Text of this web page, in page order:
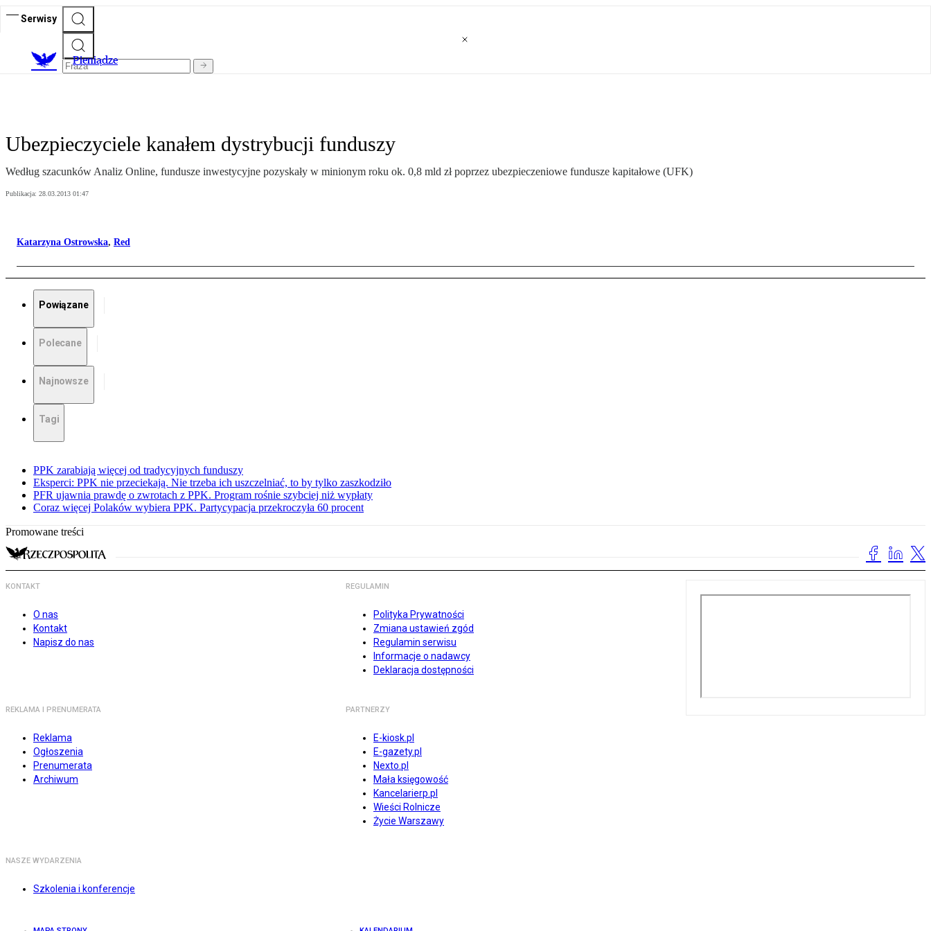
Serwisy
Pieniądze
Ubezpieczyciele kanałem dystrybucji funduszy
Według szacunków Analiz Online, fundusze inwestycyjne pozyskały w minionym roku ok. 0,8 mld zł poprzez ubezpieczeniowe fundusze kapitałowe (UFK)
Publikacja: 28.03.2013 01:47
Katarzyna Ostrowska, Red
Powiązane
Polecane
Najnowsze
Tagi
PPK zarabiają więcej od tradycyjnych funduszy
Eksperci: PPK nie przeciekają. Nie trzeba ich uszczelniać, to by tylko zaszkodziło
PFR ujawnia prawdę o zwrotach z PPK. Program rośnie szybciej niż wypłaty
Coraz więcej Polaków wybiera PPK. Partycypacja przekroczyła 60 procent
Promowane treści
KONTAKT
O nas
Kontakt
Napisz do nas
REGULAMIN
Polityka Prywatności
Zmiana ustawień zgód
Regulamin serwisu
Informacje o nadawcy
Deklaracja dostępności
REKLAMA I PRENUMERATA
Reklama
Ogłoszenia
Prenumerata
Archiwum
PARTNERZY
E-kiosk.pl
E-gazety.pl
Nexto.pl
Mała księgowość
Kancelarierp.pl
Wieści Rolnicze
Życie Warszawy
NASZE WYDARZENIA
Szkolenia i konferencje